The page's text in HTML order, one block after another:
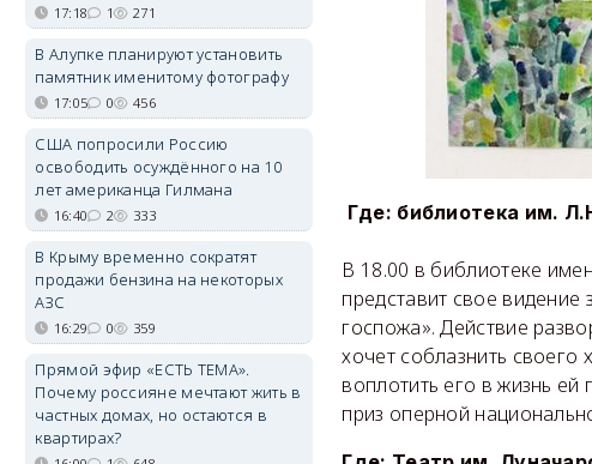
Где: библиотека им.
В 18.00 в библиотеке
представит свое
госпожа». Действие
хочет соблазнить своего
воплотить его в жизнь
приз оперной
17:18 1 271
В Алупке планируют установить
памятник именитому фотографу
17:05 0 456
США попросили Россию
освободить осуждённого на 10
лет американца Гилмана
16:40 2 333
В Крыму временно сократят
продажи бензина на некоторых
АЗС
16:29 0 359
Прямой эфир «ЕСТЬ ТЕМА».
Почему россияне мечтают жить в
частных домах, но остаются в
квартирах?